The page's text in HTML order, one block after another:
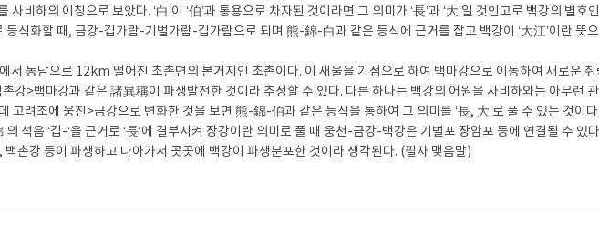
비하의 이칭으로 보았다. ‘白’이 ‘伯’과 통용으로 차자된 것이라면 그 의미가 ‘長’과 ‘大’일 것인고로 백강의 별호
식화할 때, 금강-깁가람-기벌가람-깁가람으로 되며 熊-錦-白과 같은 등식에 근거를 잡고 백강이 ‘大江’이란 뜻
서 동남으로 12km 떨어진 초촌면의 본거지인 초촌이다. 이 새울을 기점으로 하여 백마강으로 이동하여 새로운
강>백마강과 같은 諸異稱이 파생발전한 것이라 추정할 수 있다. 다른 하나는 백강의 어원을 사비하와는 아무런
려조에 웅진>금강으로 변화한 것을 보면 熊-錦-伯과 같은 등식을 통하여 그 의미를 ‘長, 大’로 풀 수 있는 것이
의 석음 ‘깁-’을 근거로 ‘長’에 결부시켜 장강이란 의미로 풀 때 웅천-금강-백강은 기벌포 장암포 등에 연결될 수 있
촌강 등이 파생하고 나아가서 곳곳에 백강이 파생분포한 것이라 생각된다. (필자 맺음말)